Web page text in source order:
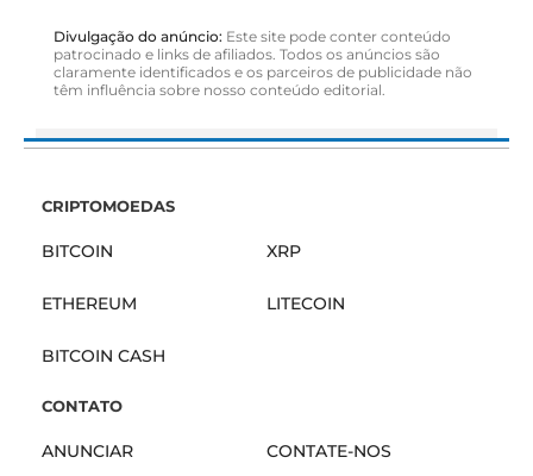
Divulgação do anúncio: Este site pode conter conteúdo
patrocinado e links de afiliados. Todos os anúncios são
claramente identificados e os parceiros de publicidade não
têm influência sobre nosso conteúdo editorial.
CRIPTOMOEDAS
BITCOIN XRP
ETHEREUM LITECOIN
BITCOIN CASH
CONTATO
ANUNCIAR CONTATE-NOS